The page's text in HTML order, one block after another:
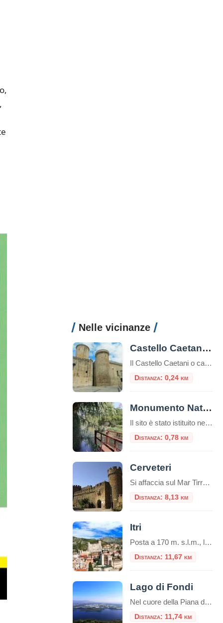
Nelle vicinanze
Castello Caetani a Fondi
Il Castello Caetani o castello baronale di Fondi è un’imponente fortezza situata a Fondi, una città nella regione del Lazio, in Italia.Alta 33 metri il castello è uno dei simboli storici e architettonici della zona ed è noto per la sua storia ricca e le sue caratteristiche architettoniche uniche.È uno dei pochi esemplari costruiti in […]
Distanza: 0,24 km
Monumento Naturale Mola della Corte – Settecannelle – Capodacqua
Il sito è stato istituito nel 2001 (D.P.R.L. 21 giugno 2001, n. 344) come area protetta di tipo “Monumento Naturale”, con la gestione affidata al Parco Naturale dei Monti Aurunci. Si estende su circa 4 ettari e conserva testimonianze del paesaggio naturale pre-bonifica nella piana di Fondi. Fin dal Seicento l’area è stata oggetto di contese […]
Distanza: 0,78 km
Cerveteri
Si affaccia sul Mar Tirreno e si trova a 42 km di distanza da Roma. Da Cerveteri si accede alla Necropoli etrusca del Sorbo e alla Necropoli etrusca della Banditaccia, una delle necropoli più monumentali del Mar Mediterraneo, dichiarata nel 2004 dal
Distanza: 8,13 km
Itri
Posta a 170 m. s.l.m., la cittadina di Itri sorge in una caratteristica vallata tra le falde occidentali dei monti Aurunci (passo di San Donato), a soli 8 km dalla costa. Castello di Itri Si trova lungo il percorso della via Appia, tra Fondi (co
Distanza: 11,67 km
Lago di Fondi
Nel cuore della Piana di Fondi, incastonato come una gemma grezza tra il promontorio di Sperlonga e la città di Terracina, giace il Lago di Fondi. Spesso oscurato dalla fama delle vicine spiagge della Riviera di Ulisse, questo bacino lacustre rappresenta in realtà uno degli ecosistemi più preziosi e affascinanti del Lazio meridionale. Non è […]
Distanza: 11,74 km